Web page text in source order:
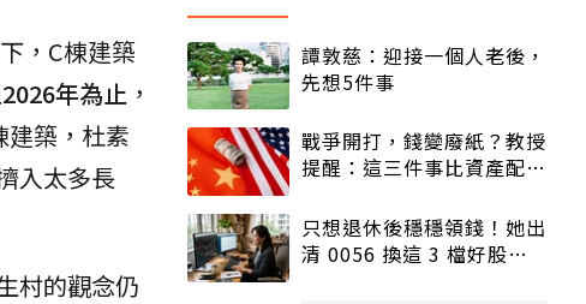
，C棟建築
年為止 ，
建築，杜素
入太多長
村的觀念仍
譚敦慈：迎接一個人老後，
先想5件事
戰爭開打，錢變廢紙？教授
提醒：這三件事比資產配置
只想退休後穩穩領錢！她出
清 0056 換這 3 檔好股：